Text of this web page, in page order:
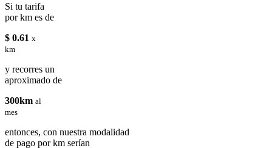
Si tu tarifa
por km es de
$ 0.61 x
km
y recorres un
aproximado de
300km al
mes
entonces, con nuestra modalidad
de pago por km serían